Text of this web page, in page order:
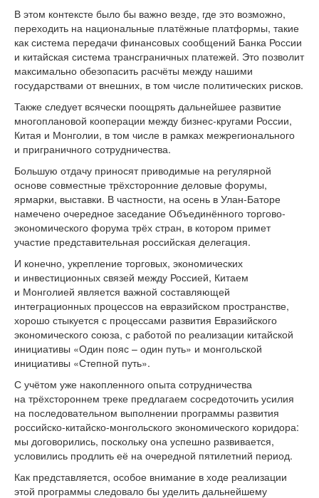
В этом контексте было бы важно везде, где это возможно,
переходить на национальные платёжные платформы, такие
как система передачи финансовых сообщений Банка России
и китайская система трансграничных платежей. Это позволит
максимально обезопасить расчёты между нашими
государствами от внешних, в том числе политических рисков.
Также следует всячески поощрять дальнейшее развитие
многоплановой кооперации между бизнес-кругами России,
Китая и Монголии, в том числе в рамках межрегионального
и приграничного сотрудничества.
Большую отдачу приносят приводимые на регулярной
основе совместные трёхсторонние деловые форумы,
ярмарки, выставки. В частности, на осень в Улан-Баторе
намечено очередное заседание Объединённого торгово-
экономического форума трёх стран, в котором примет
участие представительная российская делегация.
И конечно, укрепление торговых, экономических
и инвестиционных связей между Россией, Китаем
и Монголией является важной составляющей
интеграционных процессов на евразийском пространстве,
хорошо стыкуется с процессами развития Евразийского
экономического союза, с работой по реализации китайской
инициативы «Один пояс – один путь» и монгольской
инициативы «Степной путь».
С учётом уже накопленного опыта сотрудничества
на трёхстороннем треке предлагаем сосредоточить усилия
на последовательном выполнении программы развития
российско-китайско-монгольского экономического коридора:
мы договорились, поскольку она успешно развивается,
условились продлить её на очередной пятилетний период.
Как представляется, особое внимание в ходе реализации
этой программы следовало бы уделить дальнейшему